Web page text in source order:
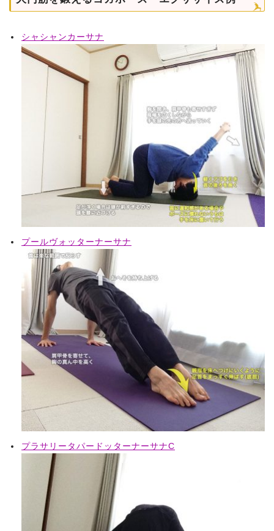
シャシャンカーサナ
プールヴォッターナーサナ
プラサリータパードッターナーサナC